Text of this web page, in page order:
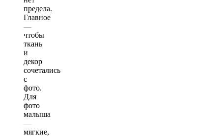
предела.
Главное
—
чтобы
ткань
и
декор
сочетались
с
фото.
Для
фото
малыша
—
мягкие,